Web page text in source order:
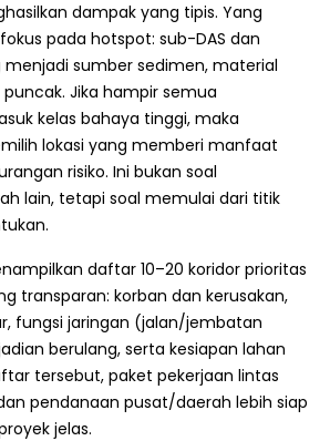
dampak yang tipis. Yang
pada hotspot: sub-DAS dan
menjadi sumber sedimen, material
Jika hampir semua
kelas bahaya tinggi, maka
lokasi yang memberi manfaat
risiko. Ini bukan soal
lain, tetapi soal memulai dari titik
daftar 10–20 koridor prioritas
transparan: korban dan kerusakan,
fungsi jaringan (jalan/jembatan
berulang, serta kesiapan lahan
tersebut, paket pekerjaan lintas
pendanaan pusat/daerah lebih siap
jelas.